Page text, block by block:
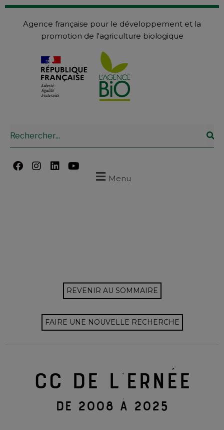
Agence française pour le développement et la
promotion de l'agriculture biologique
Menu
REVENIR AU SOMMAIRE
FAIRE UNE NOUVELLE RECHERCHE
CC DE L'ERNÉE
DE 2008 À 2025